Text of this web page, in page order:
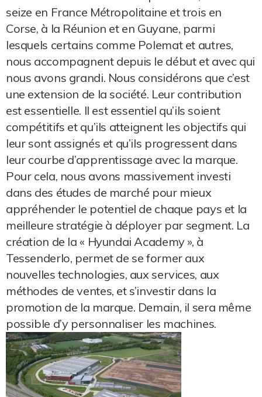
seize en France Métropolitaine et trois en
Corse, à la Réunion et en Guyane, parmi
lesquels certains comme Polemat et autres,
nous accompagnent depuis le début et avec qui
nous avons grandi. Nous considérons que c’est
une extension de la société. Leur contribution
est essentielle. Il est essentiel qu’ils soient
compétitifs et qu’ils atteignent les objectifs qui
leur sont assignés et qu’ils progressent dans
leur courbe d’apprentissage avec la marque.
Pour cela, nous avons massivement investi
dans des études de marché pour mieux
appréhender le potentiel de chaque pays et la
meilleure stratégie à déployer par segment. La
création de la « Hyundai Academy », à
Tessenderlo, permet de se former aux
nouvelles technologies, aux services, aux
méthodes de ventes, et s’investir dans la
promotion de la marque. Demain, il sera même
possible d’y personnaliser les machines.